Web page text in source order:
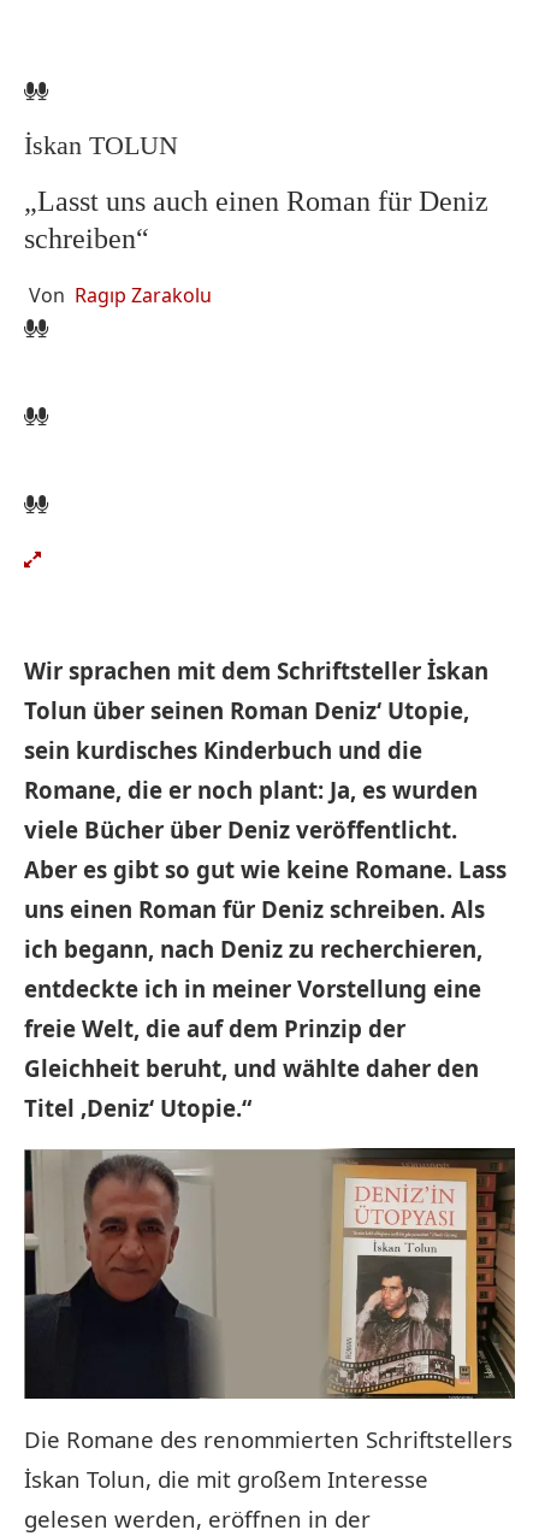
İskan TOLUN
„Lasst uns auch einen Roman für Deniz
schreiben“
Von Ragıp Zarakolu
Wir sprachen mit dem Schriftsteller İskan
Tolun über seinen Roman Deniz‘ Utopie,
sein kurdisches Kinderbuch und die
Romane, die er noch plant: Ja, es wurden
viele Bücher über Deniz veröffentlicht.
Aber es gibt so gut wie keine Romane. Lass
uns einen Roman für Deniz schreiben. Als
ich begann, nach Deniz zu recherchieren,
entdeckte ich in meiner Vorstellung eine
freie Welt, die auf dem Prinzip der
Gleichheit beruht, und wählte daher den
Titel ‚Deniz‘ Utopie.“
Die Romane des renommierten Schriftstellers
İskan Tolun, die mit großem Interesse
gelesen werden, eröffnen in der